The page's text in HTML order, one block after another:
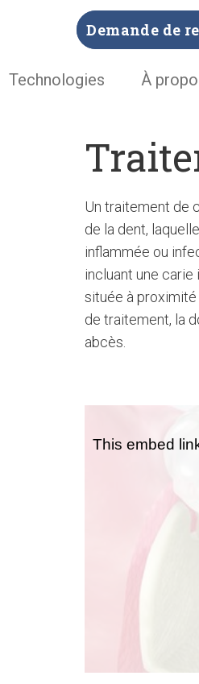
Demande de
Technologies À
Un traitement de
de la dent,
inflammée ou
incluant une carie
située à proximité
de traitement, la
abcès.